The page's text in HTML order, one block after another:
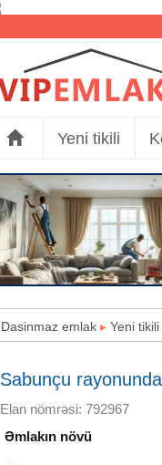
Yeni tikili
Dasinmaz emlak ▸ Yeni tikili
Sabunçu
Elan nömrəsi: 792967
Əmlakın növü